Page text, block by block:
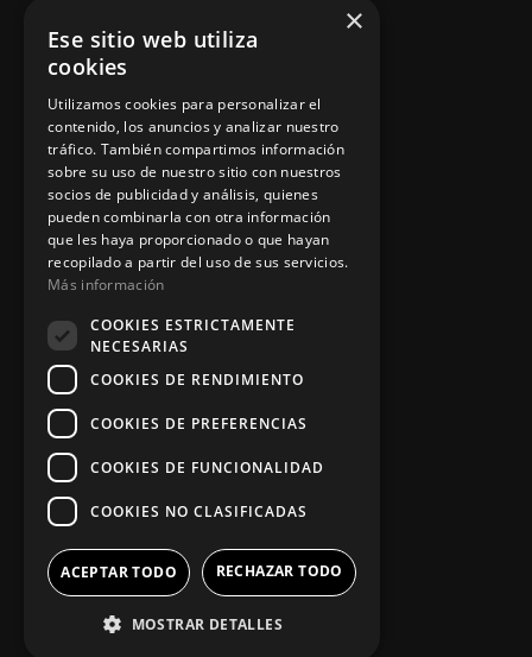
Asesoramiento personalizado
Instalación y reparación
Contacto
Información legal
Política de privacidad
Aviso legal
App Zine Hostelería
×
Ese sitio web utiliza
cookies
Utilizamos cookies para personalizar el
contenido, los anuncios y analizar nuestro
tráfico. También compartimos información
sobre su uso de nuestro sitio con nuestros
socios de publicidad y análisis, quienes
pueden combinarla con otra información
que les haya proporcionado o que hayan
recopilado a partir del uso de sus servicios.
Más información
COOKIES ESTRICTAMENTE
NECESARIAS
COOKIES DE RENDIMIENTO
COOKIES DE PREFERENCIAS
COOKIES DE FUNCIONALIDAD
COOKIES NO CLASIFICADAS
ACEPTAR TODO RECHAZAR TODO
MOSTRAR DETALLES